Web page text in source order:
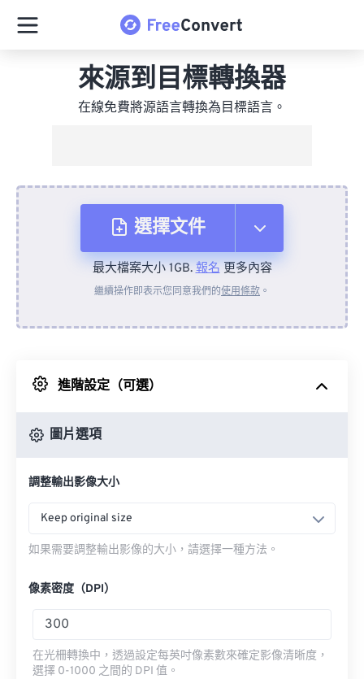
來源到目標轉換器
在線免費將源語言轉換為目標語言。
選擇文件
來自裝置
來自 Google 雲端硬碟
最大檔案大小 1GB.報名更多內容
繼續操作即表示您同意我們的使用條款 。
進階設定（可選）
圖片選項
調整輸出影像大小
Keep original size
如果需要調整輸出影像的大小，請選擇一種方法。
像素密度（DPI）
在光柵轉換中，透過設定每英吋像素數來確定影像清晰度，
選擇 0-1000 之間的 DPI 值。